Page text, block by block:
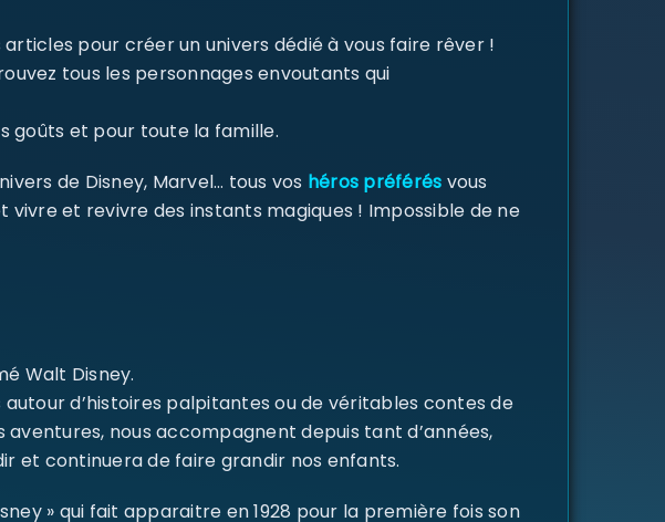
pour créer un univers dédié à vous faire rêver !
tous les personnages envoutants qui
goûts et pour toute la famille.
de Disney, Marvel… tous vos héros préférés vous
et revivre des instants magiques ! Impossible de ne
Walt Disney.
d’histoires palpitantes ou de véritables contes de
nous accompagnent depuis tant d’années,
et continuera de faire grandir nos enfants.
» qui fait apparaitre en 1928 pour la première fois son